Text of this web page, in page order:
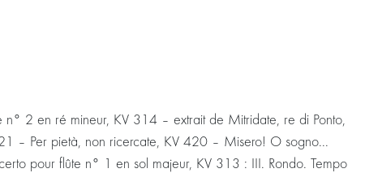
2 en ré mineur, KV 314 – extrait de Mitridate, re di Ponto,
– Per pietà, non ricercate, KV 420 – Misero! O sogno...
pour flûte n° 1 en sol majeur, KV 313 : III. Rondo. Tempo